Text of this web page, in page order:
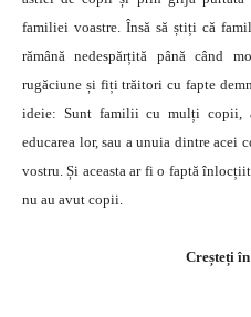
familiei voastre. Însă să știți că
rămână nedespărțită până când
rugăciune și fiți trăitori cu fapte
ideie: Sunt familii cu mulți copii,
educarea lor, sau a unuia dintre acei
vostru. Și aceasta ar fi o faptă
nu au avut copii.
Creșteți